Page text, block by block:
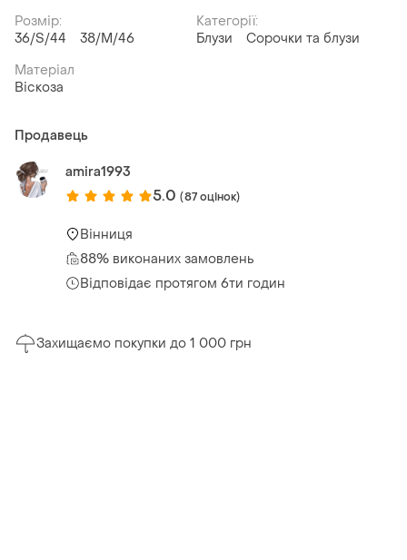
Розмір:
36/S/44
38/M/46
Категорії:
Блузи
Сорочки та блузи
Матеріал
Віскоза
Продавець
amira1993
5.0 (87 оцінок)
Вінниця
88% виконаних замовлень
Відповідає протягом 6ти годин
Захищаємо покупки до 1 000 грн